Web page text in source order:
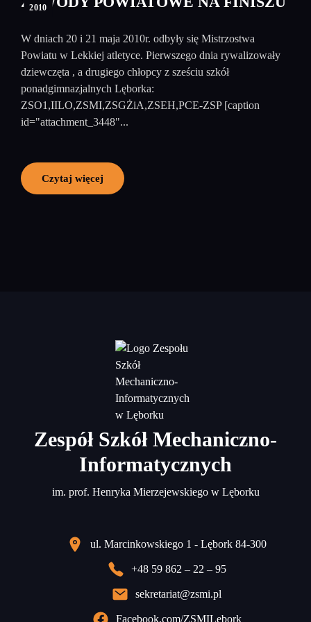
2010
W dniach 20 i 21 maja 2010r. odbyły się Mistrzostwa
Powiatu w Lekkiej atletyce. Pierwszego dnia rywalizowały
dziewczęta , a drugiego chłopcy z sześciu szkół
ponadgimnazjalnych Lęborka:
ZSO1,IILO,ZSMI,ZSGŻiA,ZSEH,PCE-ZSP [caption
id="attachment_3448"...
Czytaj więcej
Zespół Szkół Mechaniczno-
Informatycznych
im. prof. Henryka Mierzejewskiego w Lęborku
ul. Marcinkowskiego 1 - Lębork 84-300
+48 59 862 – 22 – 95
sekretariat@zsmi.pl
Facebook.com/ZSMILebork